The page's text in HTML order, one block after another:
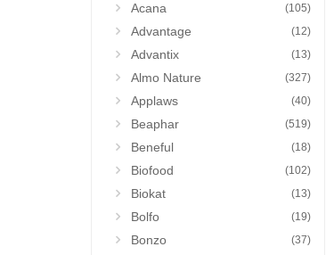
Acana (105)
Advantage (12)
Advantix (13)
Almo Nature (327)
Applaws (40)
Beaphar (519)
Beneful (18)
Biofood (102)
Biokat (13)
Bolfo (19)
Bonzo (37)